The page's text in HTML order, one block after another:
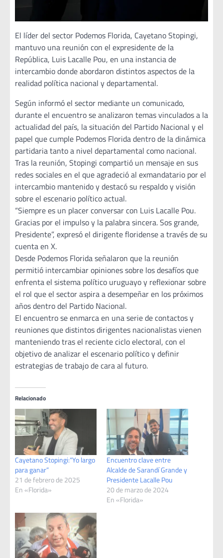
El líder del sector Podemos Florida, Cayetano Stopingi,
mantuvo una reunión con el expresidente de la
República, Luis Lacalle Pou, en una instancia de
intercambio donde abordaron distintos aspectos de la
realidad política nacional y departamental.
Según informó el sector mediante un comunicado,
durante el encuentro se analizaron temas vinculados a la
actualidad del país, la situación del Partido Nacional y el
papel que cumple Podemos Florida dentro de la dinámica
partidaria tanto a nivel departamental como nacional.
Tras la reunión, Stopingi compartió un mensaje en sus
redes sociales en el que agradeció al exmandatario por el
intercambio mantenido y destacó su respaldo y visión
sobre el escenario político actual.
“Siempre es un placer conversar con Luis Lacalle Pou.
Gracias por el impulso y la palabra sincera. Sos grande,
Presidente”, expresó el dirigente floridense a través de su
cuenta en X.
Desde Podemos Florida señalaron que la reunión
permitió intercambiar opiniones sobre los desafíos que
enfrenta el sistema político uruguayo y reflexionar sobre
el rol que el sector aspira a desempeñar en los próximos
años dentro del Partido Nacional.
El encuentro se enmarca en una serie de contactos y
reuniones que distintos dirigentes nacionalistas vienen
manteniendo tras el reciente ciclo electoral, con el
objetivo de analizar el escenario político y definir
estrategias de trabajo de cara al futuro.
Relacionado
Cayetano Stopingi:“Yo largo
para ganar”
21 de febrero de 2025
En «Florida»
Encuentro clave entre
Alcalde de Sarandí Grande y
Presidente Lacalle Pou
20 de marzo de 2024
En «Florida»